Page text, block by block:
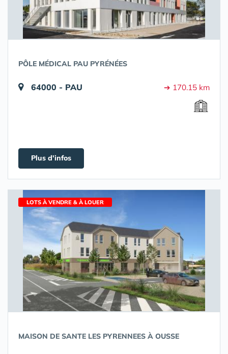
PÔLE MÉDICAL PAU PYRÉNÉES
64000 - PAU ➔ 170.15 km
Plus d'infos
LOTS À VENDRE & À LOUER
MAISON DE SANTE LES PYRENNEES À OUSSE